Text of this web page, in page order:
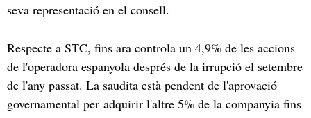
seva representació en el consell.
Respecte a STC, fins ara controla un 4,9% de les accions
de l'operadora espanyola després de la irrupció el setembre
de l'any passat. La saudita està pendent de l'aprovació
governamental per adquirir l'altre 5% de la companyia fins